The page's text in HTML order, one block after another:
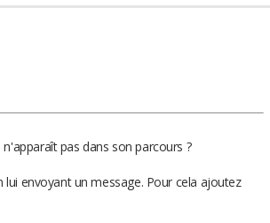
pas dans son parcours ?
envoyant un message. Pour cela ajoutez